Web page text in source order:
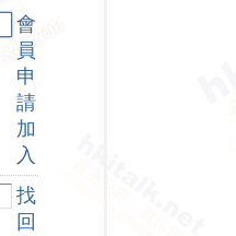
會
員
申
請
加
入
找
回